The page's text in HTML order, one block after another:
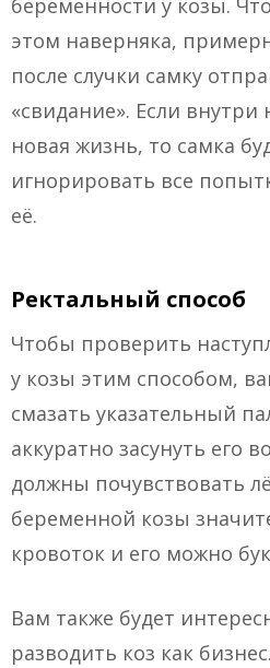
беременности у козы.
этом наверняка,
после случки самку
«свидание». Если внутри
новая жизнь, то самка
игнорировать все
её.
Ректальный способ
Чтобы проверить
у козы этим способом,
смазать указательный
аккуратно засунуть его
должны почувствовать
беременной козы
кровоток и его можно
Вам также будет
разводить коз как бизнес.